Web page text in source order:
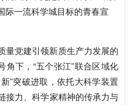
际一流科学城目标的青春宣
量党建引领新质生产力发展的
角下，“五个张江”联合区域化
”突破进取，依托大科学装置
接力、科学家精神的传承力与